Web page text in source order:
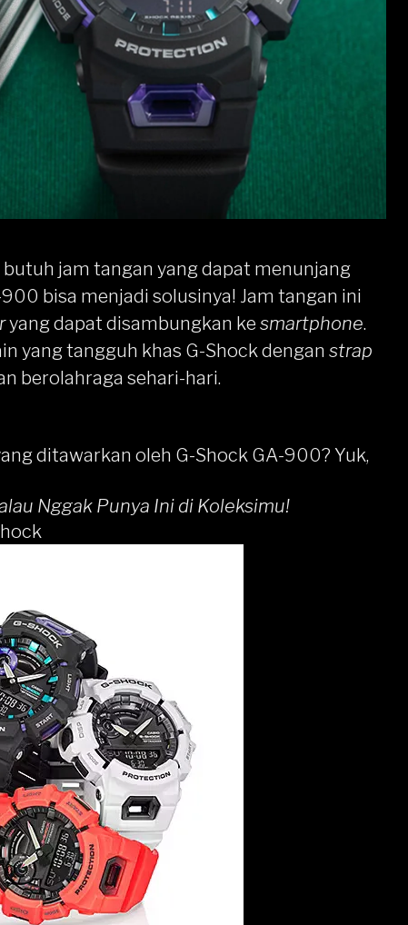
jam tangan yang dapat menunjang
bisa menjadi solusinya! Jam tangan ini
yang dapat disambungkan ke smartphone.
yang tangguh khas G-Shockdengan strap
berolahraga sehari-hari.
ditawarkan oleh G-Shock GA-900? Yuk,
Nggak Punya Ini di Koleksimu!